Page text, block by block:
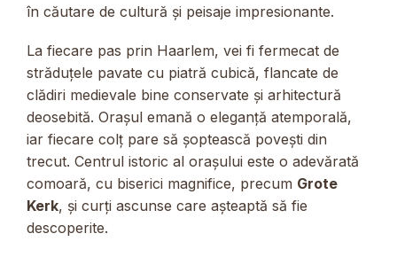
în căutare de cultură și peisaje impresionante.
La fiecare pas prin Haarlem, vei fi fermecat de
străduțele pavate cu piatră cubică, flancate de
clădiri medievale bine conservate și arhitectură
deosebită. Orașul emană o eleganță atemporală,
iar fiecare colț pare să șoptească povești din
trecut. Centrul istoric al orașului este o adevărată
comoară, cu biserici magnifice, precum Grote
Kerk, și curți ascunse care așteaptă să fie
descoperite.